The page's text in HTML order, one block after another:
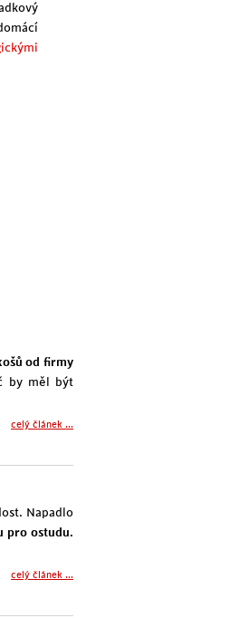
od firmy
by měl být
celý článek ...
Napadlo
pro ostudu.
celý článek ...